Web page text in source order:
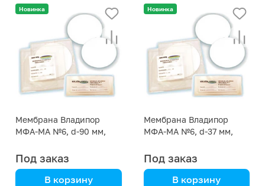
Новинка
Мембрана Владипор
МФА-МА №6, d-90 мм,
Под заказ
В корзину
Новинка
Мембрана Владипор
МФА-МА №6, d-37 мм,
Под заказ
В корзину